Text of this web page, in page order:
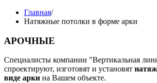
Главная/
Натяжные потолки в форме арки
АРОЧНЫЕ
Специалисты компании "Вертикальная
спроектируют, изготовят и установят
виде арки на Вашем объекте.